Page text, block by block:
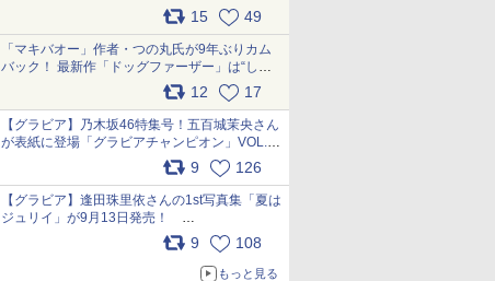
売！ 「回想器」のメッセージ＆ナナチの容態
は…… pic.x.com/SB3vTFdNbx
15 49
「マキバオー」作者・つの丸氏が9年ぶりカム
バック！ 最新作「ドッグファーザー」は“しゃ
べらない動物”とのリアルな暮らしを描く 「も
うこれ以上の幸せはない」……一緒に暮らす愛
犬たちへ… pic.x.com/hEr88DgVyD
12 17
【グラビア】乃木坂46特集号！五百城茉央さん
が表紙に登場「グラビアチャンピオン」VOL.13
本日発売 先行カットを一部公開
9 126
【グラビア】逢田珠里依さんの1st写真集「夏は
ジュリイ」が9月13日発売！
9 108
もっと見る